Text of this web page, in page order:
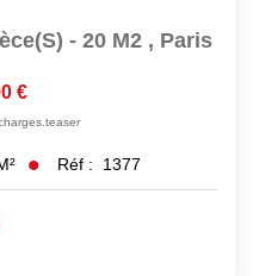
- 20 M2 , Paris
€
Réf : 1377